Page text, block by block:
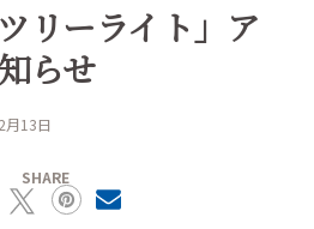
リーライト」ア
らせ
月13日
SHARE
X